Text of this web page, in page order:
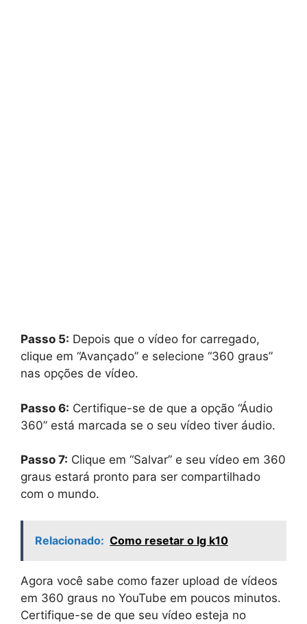
Passo 5: Depois que o vídeo for carregado,
clique em “Avançado” e selecione “360 graus”
nas opções de vídeo.
Passo 6: Certifique-se de que a opção “Áudio
360” está marcada se o seu vídeo tiver áudio.
Passo 7: Clique em “Salvar” e seu vídeo em 360
graus estará pronto para ser compartilhado
com o mundo.
Relacionado: Como resetar o lg k10
Agora você sabe como fazer upload de vídeos
em 360 graus no YouTube em poucos minutos.
Certifique-se de que seu vídeo esteja no